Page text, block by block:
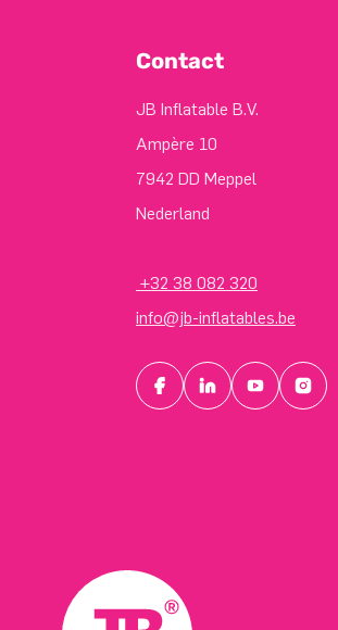
Contact
JB Inflatable B.V.
Ampère 10
7942 DD Meppel
Nederland
+32 38 082 320
info@jb-inflatables.be